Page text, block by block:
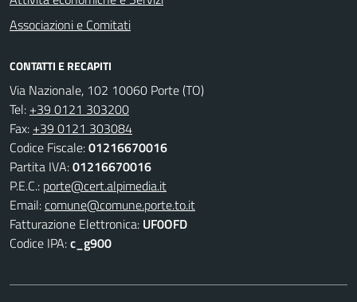
Associazioni e Comitati
CONTATTI E RECAPITI
Via Nazionale, 102 10060 Porte (TO)
Tel: +39 0121 303200
Fax: +39 0121 303084
Codice Fiscale:01216670016
Partita IVA:01216670016
P.E.C.: porte@cert.alpimedia.it
Email:comune@comune.porte.to.it
Fatturazione Elettronica: UF0OFD
Codice IPA:c_g900